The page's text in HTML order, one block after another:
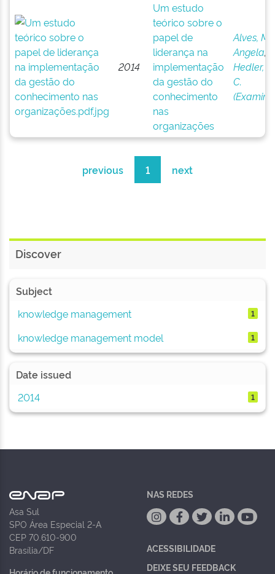
2014
Um estudo
teórico sobre o
papel de
liderança na
implementação
da gestão do
conhecimento
nas
organizações
Alves,
Angela;
Hedler,
C.
previous 1 next
Discover
Subject
knowledge management
1
knowledge management model 1
Date issued
2014
1
Asa Sul
SPO Área Especial 2-A
CEP 70.610-900
Brasília/DF
NAS REDES
ACESSIBILIDADE
DEIXE SEU FEEDBACK